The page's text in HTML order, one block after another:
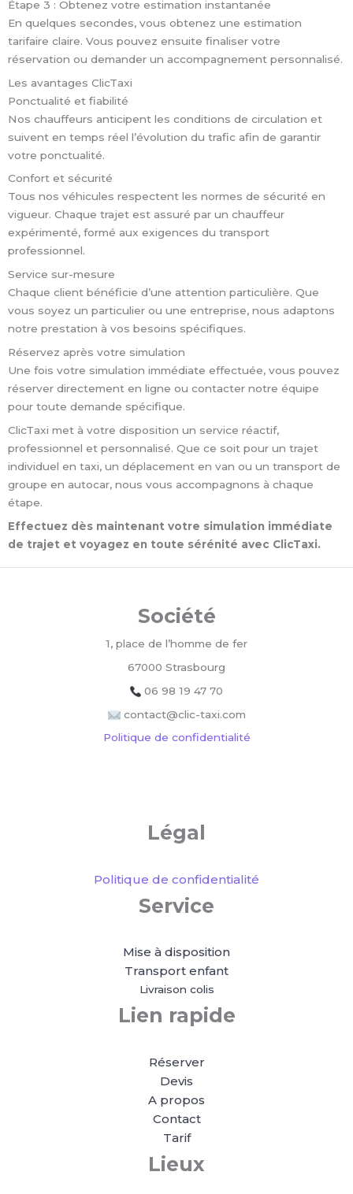
Étape 3 : Obtenez votre estimation instantanée
En quelques secondes, vous obtenez une estimation
tarifaire claire. Vous pouvez ensuite finaliser votre
réservation ou demander un accompagnement personnalisé.
Les avantages ClicTaxi
Ponctualité et fiabilité
Nos chauffeurs anticipent les conditions de circulation et
suivent en temps réel l’évolution du trafic afin de garantir
votre ponctualité.
Confort et sécurité
Tous nos véhicules respectent les normes de sécurité en
vigueur. Chaque trajet est assuré par un chauffeur
expérimenté, formé aux exigences du transport
professionnel.
Service sur-mesure
Chaque client bénéficie d’une attention particulière. Que
vous soyez un particulier ou une entreprise, nous adaptons
notre prestation à vos besoins spécifiques.
Réservez après votre simulation
Une fois votre simulation immédiate effectuée, vous pouvez
réserver directement en ligne ou contacter notre équipe
pour toute demande spécifique.
ClicTaxi met à votre disposition un service réactif,
professionnel et personnalisé. Que ce soit pour un trajet
individuel en taxi, un déplacement en van ou un transport de
groupe en autocar, nous vous accompagnons à chaque
étape.
Effectuez dès maintenant votre simulation immédiate
de trajet et voyagez en toute sérénité avec ClicTaxi.
Société
1, place de l’homme de fer
67000 Strasbourg
06 98 19 47 70
contact@clic-taxi.com
Politique de confidentialité
Légal
Politique de confidentialité
Service
Mise à disposition
Transport enfant
Livraison colis
Lien rapide
Réserver
Devis
A propos
Contact
Tarif
Lieux